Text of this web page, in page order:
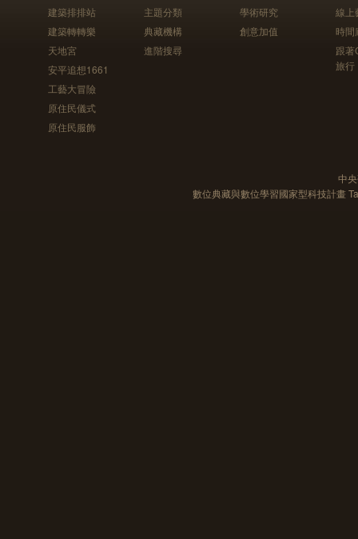
建築排排站
建築轉轉樂
天地宮
安平追想1661
工藝大冒險
原住民儀式
原住民服飾
主題分類
典藏機構
進階搜尋
學術研究
創意加值
線上
時間
跟
旅行
中
數位典藏與數位學習國家型科技計畫